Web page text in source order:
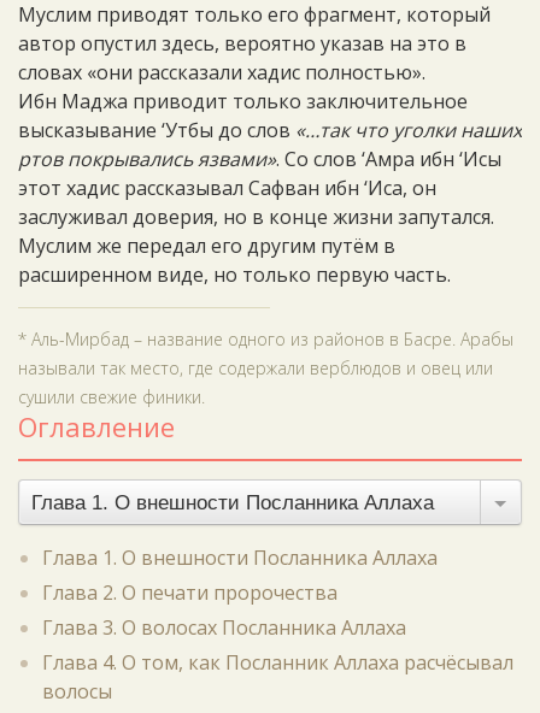
Муслим приводят только его фрагмент, который
автор опустил здесь, вероятно указав на это в
словах «они рассказали хадис полностью».
Ибн Маджа приводит только заключительное
высказывание ‘Утбы до слов «…так что уголки наших
ртов покрывались язвами». Со слов ‘Амра ибн ‘Исы
этот хадис рассказывал Сафван ибн ‘Иса, он
заслуживал доверия, но в конце жизни запутался.
Муслим же передал его другим путём в
расширенном виде, но только первую часть.
* Аль-Мирбад – название одного из районов в Басре. Арабы
называли так место, где содержали верблюдов и овец или
сушили свежие финики.
Оглавление
Глава 1. О внешности Посланника Аллаха
Глава 1. О внешности Посланника Аллаха
Глава 2. О печати пророчества
Глава 3. О волосах Посланника Аллаха
Глава 4. О том, как Посланник Аллаха расчёсывал
волосы